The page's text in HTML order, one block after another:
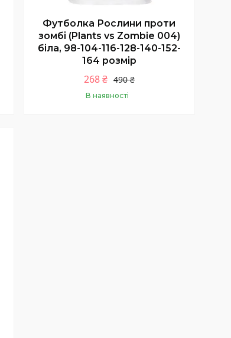
Футболка Рослини проти
зомбі (Plants vs Zombie 004)
біла, 98-104-116-128-140-152-
164 розмір
490 ₴
268 ₴
В наявності